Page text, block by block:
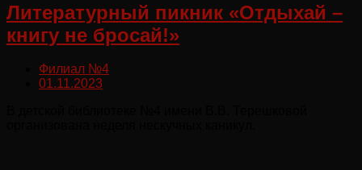
Литературный пикник «Отдыхай –
книгу не бросай!»
Филиал №4
01.11.2023